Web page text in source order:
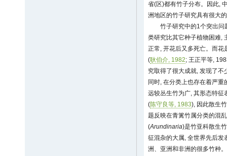
省(区)都有竹子分布。因此,
洲地区的竹子研究具有很大
竹子研究中的1个突出问
类研究比其它种子植物困难,
正常, 开花后又多死亡。而花
(耿伯介, 1982; 王正平等,
究取得了很大成就, 发现了
同时, 在分类上也存在着严
远较丛生竹为广, 其形态特征
(陈守良等, 1983), 因此散生
题反映在青篱竹属分类的混
(Arundinaria)是竹亚科散生
征混杂的大属, 全世界先后发
洲、亚洲和非洲的很多竹种